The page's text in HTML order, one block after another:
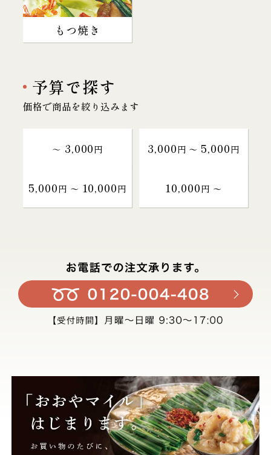
もつ焼き
予算で探す
価格で商品を絞り込みます
～ 3,000円 3,000円 〜 5,000円
5,000円 〜 10,000円 10,000円 〜